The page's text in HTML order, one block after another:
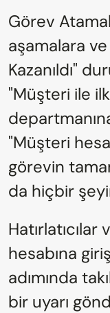
Görev
aşamalara
Kazanıldı"
"Müşteri ile
"Müşteri
görevin
da hiçbir
hesabına
adımında
bir uyarı